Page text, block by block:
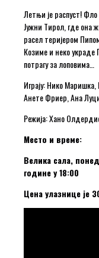
Летњи је распуст!
Јужни Тирол, где она
расел теријером
Козиме и неко украде
потрагу за лоповима…
Играју: Нико
Анете Фриер, Ана
Режија: Хано
Место и време:
Велика сала,
године у 18:00
Цена улазнице је